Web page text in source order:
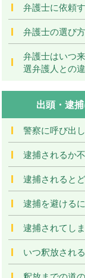
弁護士に依頼
弁護士の選び方
弁護士はいつ
選弁護人との
出頭・逮
警察に呼び出
逮捕されるか
逮捕されると
逮捕を避ける
逮捕されてし
いつ釈放され